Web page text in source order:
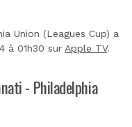
Union (Leagues Cup) a
à 01h30 sur Apple TV.
- Philadelphia